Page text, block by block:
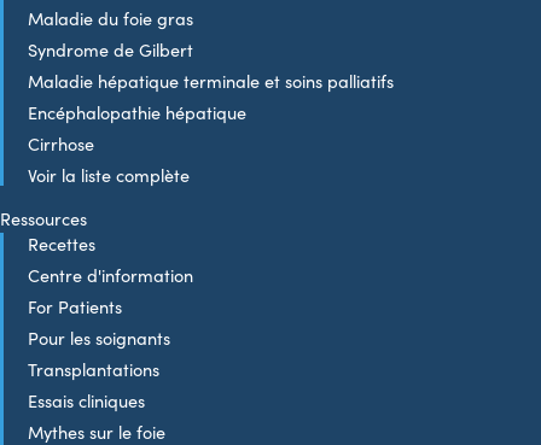
Maladie du foie gras
Syndrome de Gilbert
Maladie hépatique terminale et soins palliatifs
Encéphalopathie hépatique
Cirrhose
Voir la liste complète
Ressources
Recettes
Centre d'information
For Patients
Pour les soignants
Transplantations
Essais cliniques
Mythes sur le foie